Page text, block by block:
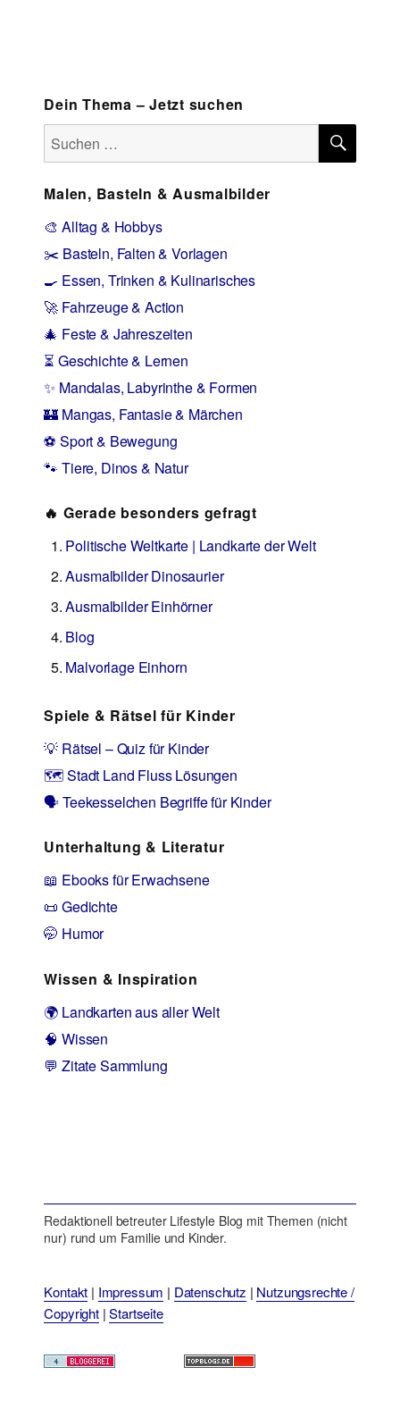
Dein Thema – Jetzt suchen
Suchen
nach:
Malen, Basteln & Ausmalbilder
🎨 Alltag & Hobbys
✂️ Basteln, Falten & Vorlagen
🍳 Essen, Trinken & Kulinarisches
🚀 Fahrzeuge & Action
🎄 Feste & Jahreszeiten
⏳ Geschichte & Lernen
✨ Mandalas, Labyrinthe & Formen
🏰 Mangas, Fantasie & Märchen
⚽ Sport & Bewegung
🐾 Tiere, Dinos & Natur
🔥 Gerade besonders gefragt
Politische Weltkarte | Landkarte der Welt
Ausmalbilder Dinosaurier
Ausmalbilder Einhörner
Blog
Malvorlage Einhorn
Spiele & Rätsel für Kinder
💡 Rätsel – Quiz für Kinder
🗺️ Stadt Land Fluss Lösungen
🗣️ Teekesselchen Begriffe für Kinder
Unterhaltung & Literatur
📖 Ebooks für Erwachsene
📜 Gedichte
🤭 Humor
Wissen & Inspiration
🌍 Landkarten aus aller Welt
🧠 Wissen
💬 Zitate Sammlung
Redaktionell betreuter Lifestyle Blog mit Themen (nicht
nur) rund um Familie und Kinder.
Kontakt | Impressum | Datenschutz | Nutzungsrechte /
Copyright|Startseite